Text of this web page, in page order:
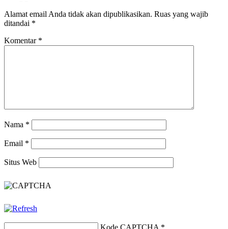
Alamat email Anda tidak akan dipublikasikan. Ruas yang wajib
ditandai *
Komentar *
Nama *
Email *
Situs Web
Kode CAPTCHA *